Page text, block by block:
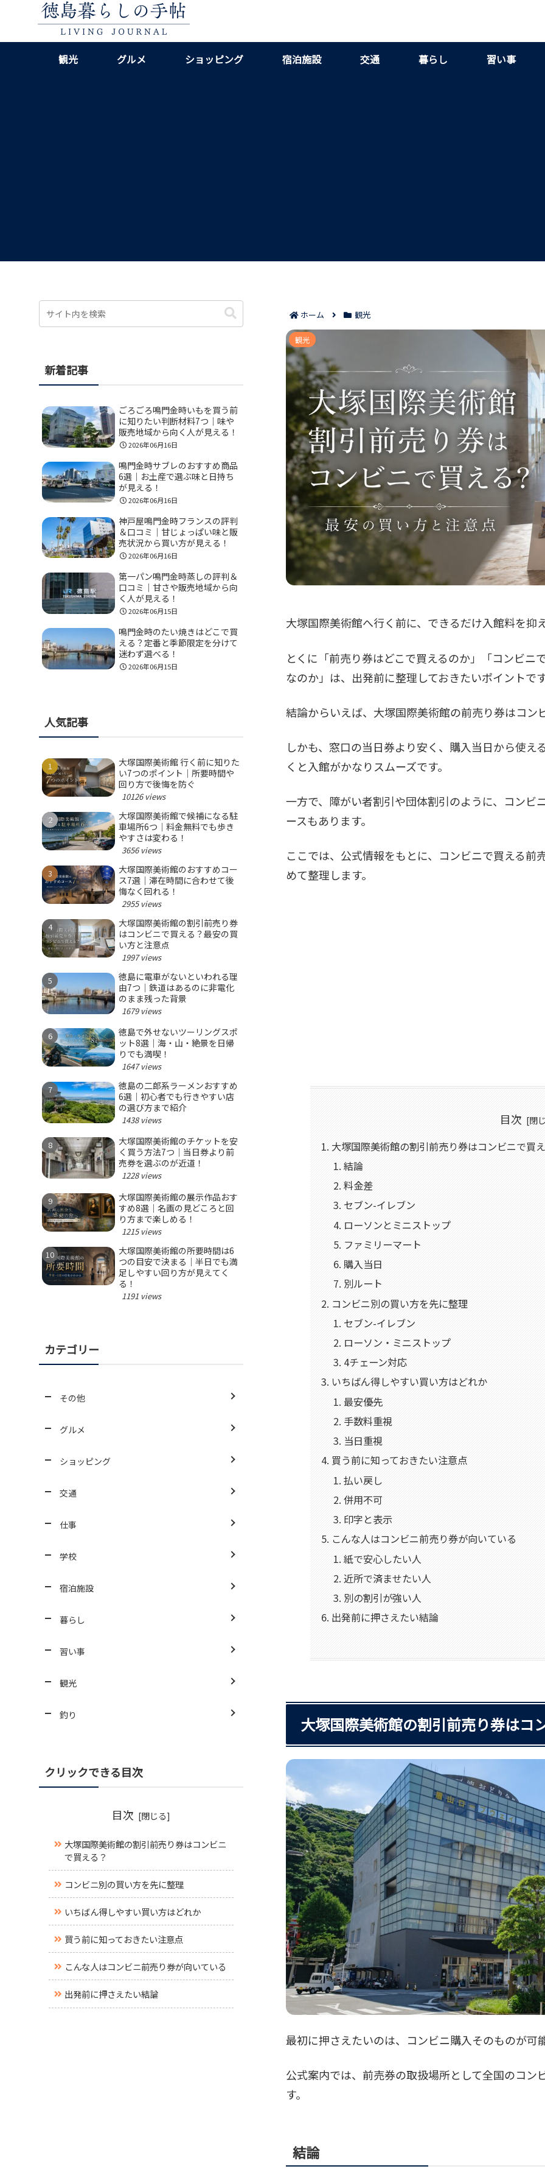
観光 グルメ ショッピング 宿泊施設 交通 暮らし 習い事
ホーム 観光
大塚国際美術館の割引前売り券はコンビ
観光
大塚国際美術館へ行く前に、できるだけ入館料を抑
とくに「前売り券はどこで買えるのか」「コンビ
なのか」は、出発前に整理しておきたいポイントで
結論からいえば、大塚国際美術館の前売り券はコン
しかも、窓口の当日券より安く、購入当日から使
くと入館がかなりスムーズです。
一方で、障がい者割引や団体割引のように、コン
ースもあります。
ここでは、公式情報をもとに、コンビニで買える
めて整理します。
目次
大塚国際美術館の割引前売り券はコンビニで買
結論
料金差
セブン-イレブン
ローソンとミニストップ
ファミリーマート
購入当日
別ルート
コンビニ別の買い方を先に整理
セブン-イレブン
ローソン・ミニストップ
4チェーン対応
いちばん得しやすい買い方はどれか
最安優先
手数料重視
当日重視
買う前に知っておきたい注意点
払い戻し
併用不可
印字と表示
こんな人はコンビニ前売り券が向いている
紙で安心したい人
近所で済ませたい人
別の割引が強い人
出発前に押さえたい結論
大塚国際美術館の割引前売り券はコ
最初に押さえたいのは、コンビニ購入そのものが可
公式案内では、前売券の取扱場所として全国のコ
す。
結論
新着記事
ごろごろ鳴門金時いもを買う前
に知りたい判断材料7つ｜味や
販売地域から向く人が見える！
2026年06月16日
鳴門金時サブレのおすすめ商品
6選｜お土産で選ぶ味と日持ち
が見える！
2026年06月16日
神戸屋鳴門金時フランスの評判
＆口コミ｜甘じょっぱい味と販
売状況から買い方が見える！
2026年06月16日
第一パン鳴門金時蒸しの評判＆
口コミ｜甘さや販売地域から向
く人が見える！
2026年06月15日
鳴門金時のたい焼きはどこで買
える？定番と季節限定を分けて
迷わず選べる！
2026年06月15日
人気記事
大塚国際美術館 行く前に知りた
い7つのポイント｜所要時間や
回り方で後悔を防ぐ
10126 views
大塚国際美術館で候補になる駐
車場所6つ｜料金無料でも歩き
やすさは変わる！
3656 views
大塚国際美術館のおすすめコー
ス7選｜滞在時間に合わせて後
悔なく回れる！
2955 views
大塚国際美術館の割引前売り券
はコンビニで買える？最安の買
い方と注意点
1997 views
徳島に電車がないといわれる理
由7つ｜鉄道はあるのに非電化
のまま残った背景
1679 views
徳島で外せないツーリングスポ
ット8選｜海・山・絶景を日帰
りでも満喫！
1647 views
徳島の二郎系ラーメンおすすめ
6選｜初心者でも行きやすい店
の選び方まで紹介
1438 views
大塚国際美術館のチケットを安
く買う方法7つ｜当日券より前
売券を選ぶのが近道！
1228 views
大塚国際美術館の展示作品おす
すめ8選｜名画の見どころと回
り方まで楽しめる！
1215 views
大塚国際美術館の所要時間は6
つの目安で決まる｜半日でも満
足しやすい回り方が見えてく
る！
1191 views
カテゴリー
その他
グルメ
ショッピング
交通
仕事
学校
宿泊施設
暮らし
習い事
観光
釣り
クリックできる目次
目次
大塚国際美術館の割引前売り券はコンビニ
で買える？
コンビニ別の買い方を先に整理
いちばん得しやすい買い方はどれか
買う前に知っておきたい注意点
こんな人はコンビニ前売り券が向いている
出発前に押さえたい結論